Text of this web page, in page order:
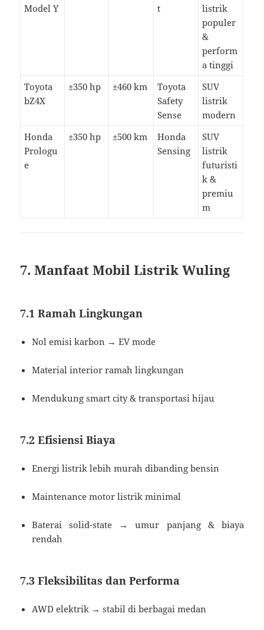
Model Y
t
listrik
populer
&
perform
a tinggi
Toyota
bZ4X
±350 hp ±460 km
Toyota
Safety
Sense
SUV
listrik
modern
Honda
Prologu
e
±350 hp ±500 km
Honda
Sensing
SUV
listrik
futuristi
k &
premiu
m
7. Manfaat Mobil Listrik Wuling
7.1 Ramah Lingkungan
Nol emisi karbon → EV mode
Material interior ramah lingkungan
Mendukung smart city & transportasi hijau
7.2 Efisiensi Biaya
Energi listrik lebih murah dibanding bensin
Maintenance motor listrik minimal
Baterai solid-state → umur panjang & biaya
rendah
7.3 Fleksibilitas dan Performa
AWD elektrik → stabil di berbagai medan